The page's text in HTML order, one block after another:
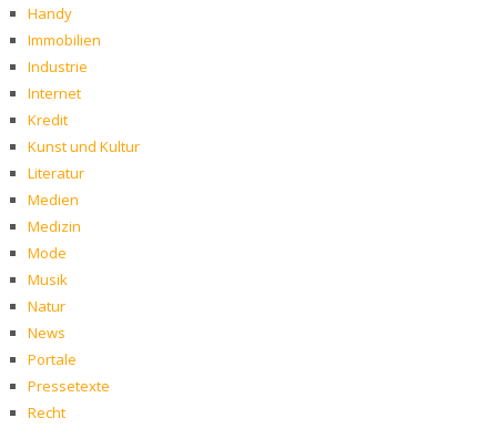
Handy
Immobilien
Industrie
Internet
Kredit
Kunst und Kultur
Literatur
Medien
Medizin
Mode
Musik
Natur
News
Portale
Pressetexte
Recht